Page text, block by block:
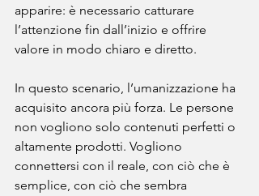
apparire: è necessario catturare
l’attenzione fin dall’inizio e offrire
valore in modo chiaro e diretto.
In questo scenario, l’umanizzazione ha
acquisito ancora più forza. Le persone
non vogliono solo contenuti perfetti o
altamente prodotti. Vogliono
connettersi con il reale, con ciò che è
semplice, con ciò che sembra